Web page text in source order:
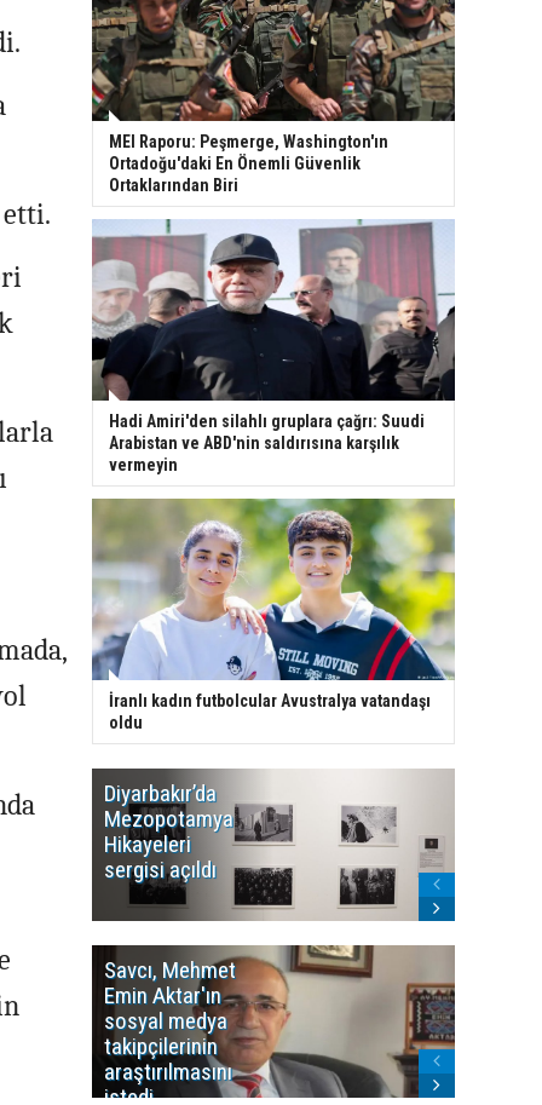
etti.
MEI Raporu: Peşmerge, Washington'ın
Ortadoğu'daki En Önemli Güvenlik
Ortaklarından Biri
Hadi Amiri'den silahlı gruplara çağrı: Suudi
Arabistan ve ABD'nin saldırısına karşılık
vermeyin
İranlı kadın futbolcular Avustralya vatandaşı
oldu
Diyarbakır’da
Mezopotamya
Hikayeleri
sergisi açıldı
Savcı, Mehmet
Emin Aktar'ın
sosyal medya
takipçilerinin
araştırılmasını
istedi